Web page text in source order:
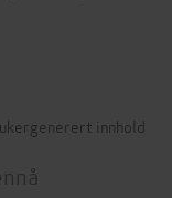
innhold